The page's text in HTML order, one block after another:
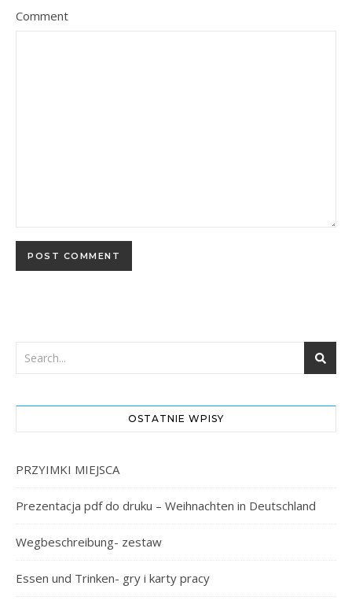
Comment
OSTATNIE WPISY
PRZYIMKI MIEJSCA
Prezentacja pdf do druku – Weihnachten in Deutschland
Wegbeschreibung- zestaw
Essen und Trinken- gry i karty pracy